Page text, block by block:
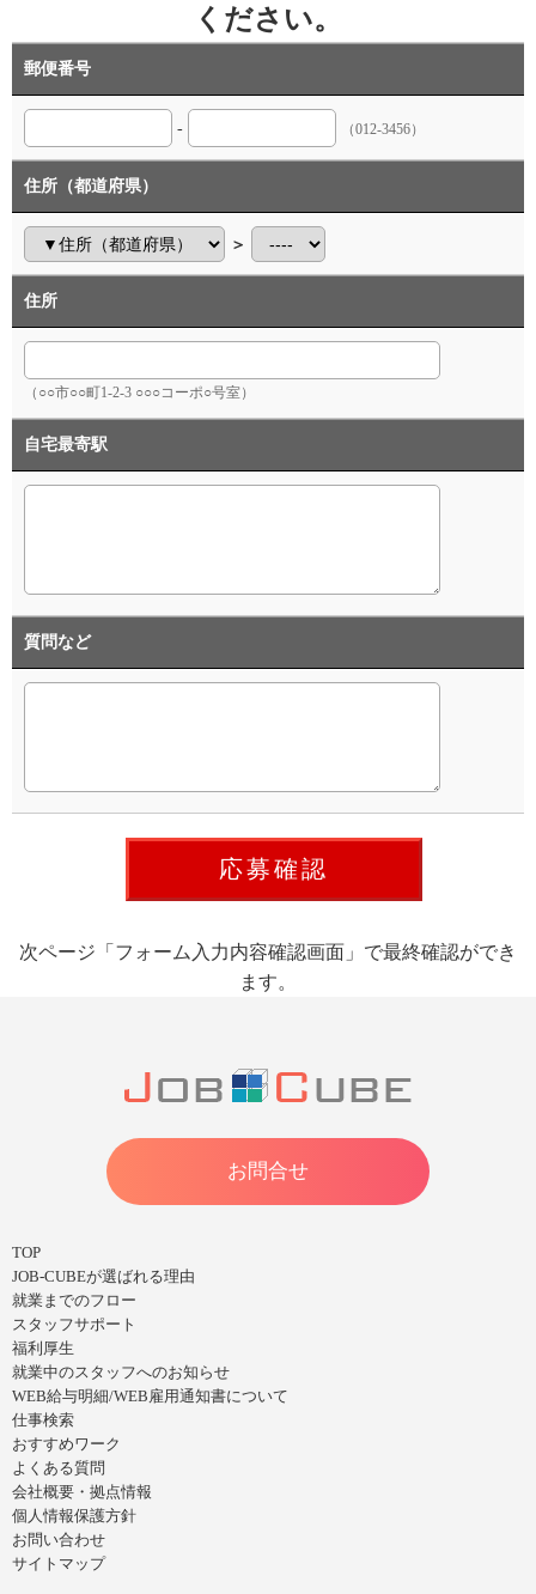
ください。
郵便番号
- （012-3456）
住所（都道府県）
＞
住所
（○○市○○町1-2-3 ○○○コーポ○号室）
自宅最寄駅
質問など
次ページ「フォーム入力内容確認画面」で最終確認ができ
ます。
お問合せ
TOP
JOB-CUBEが選ばれる理由
就業までのフロー
スタッフサポート
福利厚生
就業中のスタッフへのお知らせ
WEB給与明細/WEB雇用通知書について
仕事検索
おすすめワーク
よくある質問
会社概要・拠点情報
個人情報保護方針
お問い合わせ
サイトマップ